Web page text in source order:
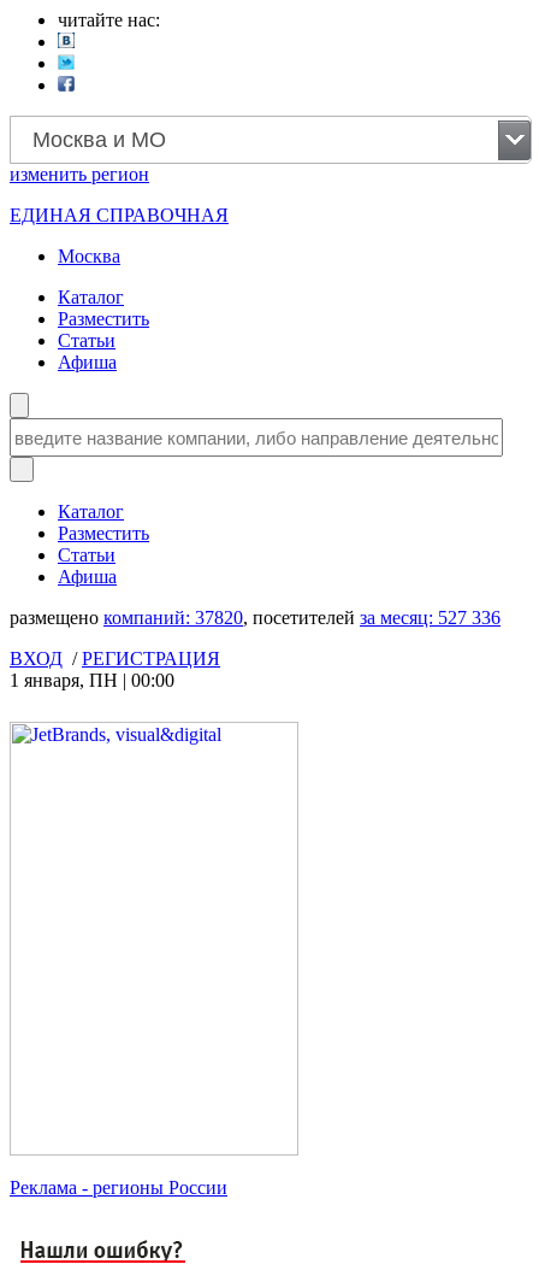
читайте нас:
Москва и МО
изменить регион
ЕДИНАЯ СПРАВОЧНАЯ
Москва
Каталог
Разместить
Статьи
Афиша
Каталог
Разместить
Статьи
Афиша
размещено компаний: 37820, посетителей за месяц: 527 336
ВХОД /РЕГИСТРАЦИЯ
1 января, ПН | 00:00
Реклама - регионы России